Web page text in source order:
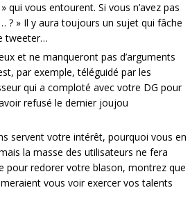
vous entourent. Si vous n’avez pas
? » Il y aura toujours un sujet qui fâche
tweeter…
et ne manqueront pas d’arguments
par exemple, téléguidé par les
qui a comploté avec votre DG pour
refusé le dernier joujou
servent votre intérêt, pourquoi vous en
la masse des utilisateurs ne fera
pour redorer votre blason, montrez que
vous voir exercer vos talents